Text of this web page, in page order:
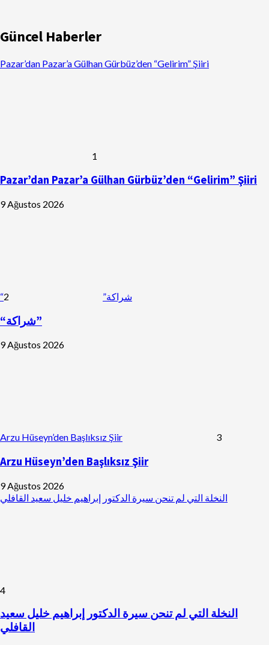
Güncel Haberler
Pazar’dan Pazar’a Gülhan Gürbüz’den “Gelirim” Şiiri
1
Pazar’dan Pazar’a Gülhan Gürbüz’den “Gelirim” Şiiri
9 Ağustos 2026
“شراكة” 2
“شراكة”
9 Ağustos 2026
Arzu Hüseyn’den Başlıksız Şiir 3
Arzu Hüseyn’den Başlıksız Şiir
9 Ağustos 2026
النخلة التي لم تنحن سيرة الدكتور إبراهيم خليل سعيد القافلي
4
النخلة التي لم تنحن سيرة الدكتور إبراهيم خليل سعيد
القافلي